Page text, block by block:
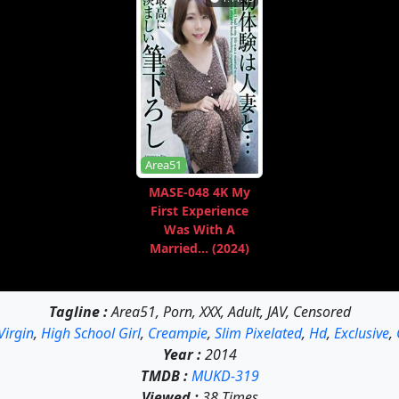
Area51
MASE-048 4K My
First Experience
Was With A
Married... (2024)
Tagline :Area51, Porn, XXX, Adult, JAV, Censored
, High School Girl, Creampie, Slim Pixelated, Hd, Exclusive,
Year :2014
TMDB : MUKD-319